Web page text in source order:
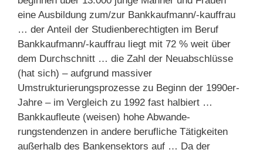
eine Ausbildung zum/zur Bank­kaufmann/-kauffrau
… der Anteil der Studienberechtigten im Beruf
Bankkaufmann/-kauffrau liegt mit 72 % weit über
dem Durchschnitt … die Zahl der Neuabschlüsse
(hat sich) – aufgrund massiver
Umstrukturierungsprozesse zu Beginn der 1990er-
Jahre – im Vergleich zu 1992 fast halbiert …
Bankkaufleute (weisen) hohe Abwande­
rungstendenzen in andere berufliche Tätigkeiten
außerhalb des Bankensektors auf … Da der